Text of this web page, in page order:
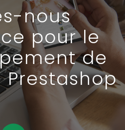
nous
pour le
de